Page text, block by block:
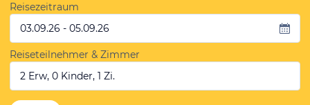
Reisezeitraum
03.09.26 - 05.09.26
Reiseteilnehmer & Zimmer
2 Erw, 0 Kinder, 1 Zi.